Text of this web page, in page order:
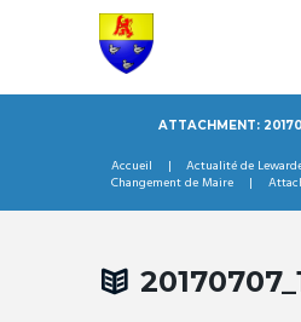
ATTACHMENT:
Accueil Actualité de
Changement de Maire